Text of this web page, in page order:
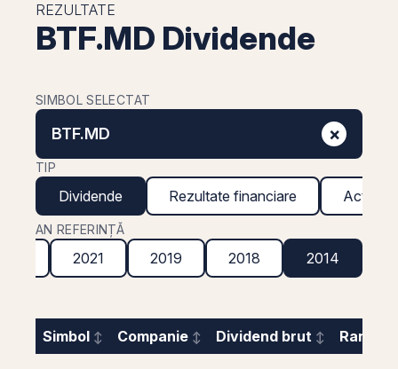
REZULTATE
BTF.MD Dividende
SIMBOL SELECTAT
BTF.MD ×
TIP
Dividende Rezultate financiare Acțiuni
AN REFERINȚĂ
2021 2019 2018 2014
Simbol Companie Dividend brut